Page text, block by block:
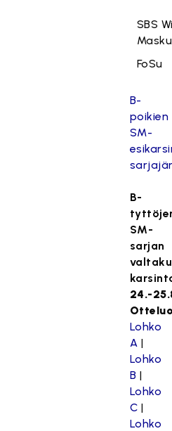
SBS
Masku
FoSu
B-
poikien
SM-
B-
SM-
sarjan
24.-
Lohko
A |
Lohko
B |
Lohko
C |
Lohko